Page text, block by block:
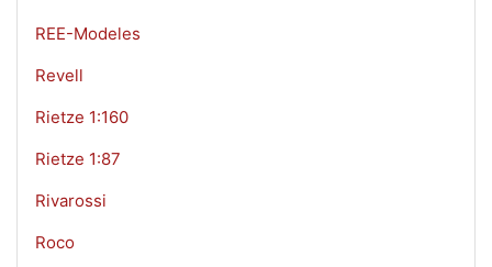
REE-Modeles
Revell
Rietze 1:160
Rietze 1:87
Rivarossi
Roco